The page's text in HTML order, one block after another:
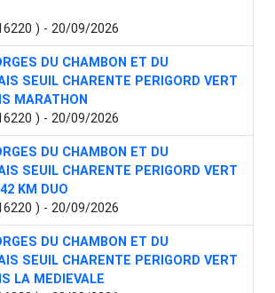
) - 20/09/2026
DU CHAMBON ET DU
SEUIL CHARENTE PERIGORD VERT
MARATHON
) - 20/09/2026
DU CHAMBON ET DU
SEUIL CHARENTE PERIGORD VERT
KM DUO
) - 20/09/2026
DU CHAMBON ET DU
SEUIL CHARENTE PERIGORD VERT
LA MEDIEVALE